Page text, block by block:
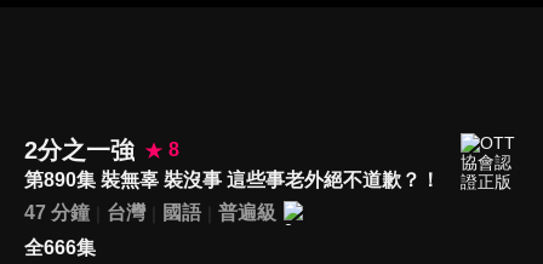
2分之一強
8
第890集 裝無辜 裝沒事 這些事老外絕不道歉？！
47 分鐘
台灣 國語
普遍級
全666集